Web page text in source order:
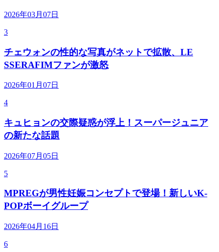
2026年03月07日
3
チェウォンの性的な写真がネットで拡散、LE
SSERAFIMファンが激怒
2026年01月07日
4
キュヒョンの交際疑惑が浮上！スーパージュニア
の新たな話題
2026年07月05日
5
MPREGが男性妊娠コンセプトで登場！新しいK-
POPボーイグループ
2026年04月16日
6